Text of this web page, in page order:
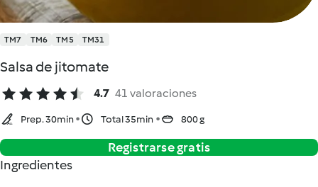
TM7 TM6 TM5 TM31
Salsa de jitomate
4.7 41 valoraciones
Prep. 30min Total 35min 800 g
Registrarse gratis
Ingredientes